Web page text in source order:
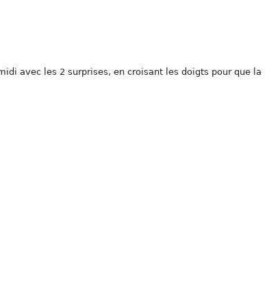
avec les 2 surprises, en croisant les doigts pour que la